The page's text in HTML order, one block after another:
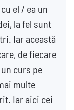
el / ea un
la fel sunt
Iar această
de fiecare
curs pe
multe
Iar aici cei